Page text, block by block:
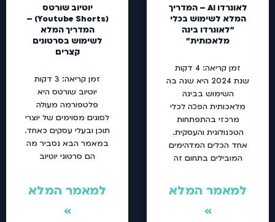
לאונרדו AI – המדריך
המלא לשימוש בכלי
"לאונרדו בינה
מלאכותית"
זמן קריאה: 4 דקות
שנת 2024 היא שנה בה
השימוש בבינה
מלאכותית הפכה לכלי
מרכזי בהתפתחות
הטכנולוגית והעסקית.
אחד הכלים המדהימים
המובילים בתחום זה
למאמר המלא
»
יוטיוב שורטס
(Youtube Shorts) –
המדריך המלא
לשימוש בסרטונים
קצרים
זמן קריאה: 3 דקות
יוטיוב שורטס היא
פלטפורמה מעולה
לסוגים מסוימים של יוצרי
תוכן ובעלי עסקים כאחד.
במאמר הבא נסביר מה
הם סרטוני יוטיוב
למאמר המלא
»